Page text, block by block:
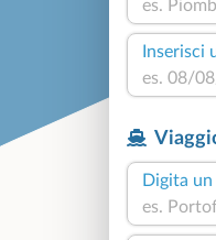
Inserisci
Digita